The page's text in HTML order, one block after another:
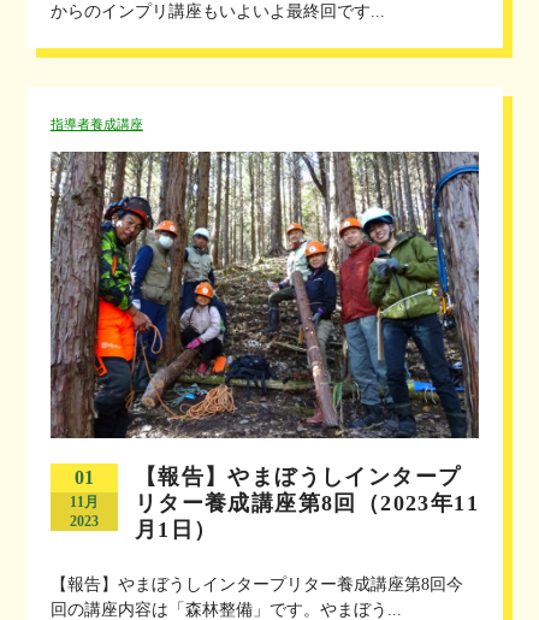
からのインプリ講座もいよいよ最終回です...
指導者養成講座
01
11月
2023
【報告】やまぼうしインタープ
リター養成講座第8回（2023年11
月1日）
【報告】やまぼうしインタープリター養成講座第8回今
回の講座内容は「森林整備」です。やまぼう...